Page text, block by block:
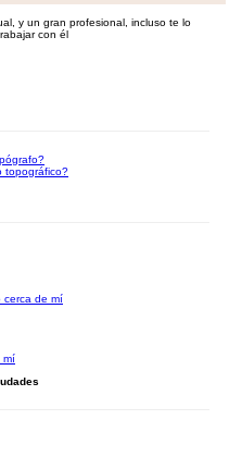
y un gran profesional, incluso te lo
con él
topográfico?
cerca de mí
mí